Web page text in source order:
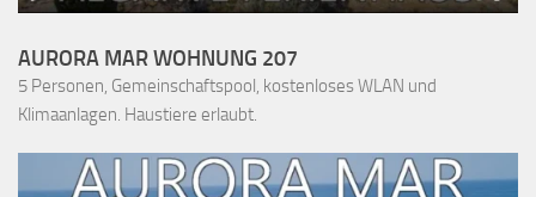
AURORA MAR WOHNUNG 207
5 Personen, Gemeinschaftspool, kostenloses WLAN und
Klimaanlagen. Haustiere erlaubt.